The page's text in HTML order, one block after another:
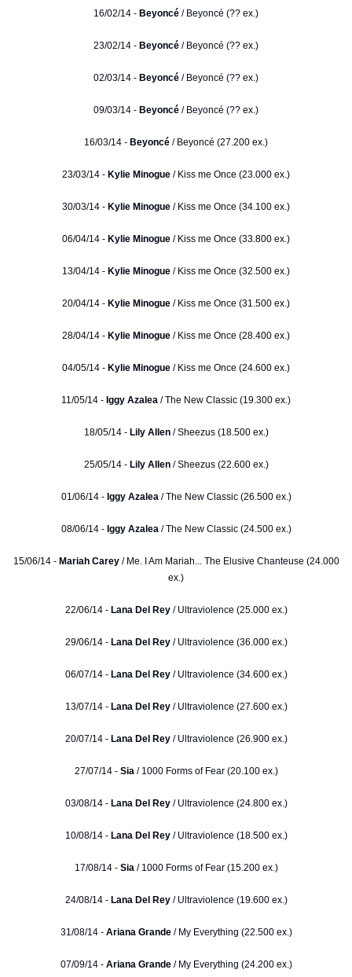
16/02/14 - Beyoncé / Beyoncé (?? ex.)
23/02/14 - Beyoncé / Beyoncé (?? ex.)
02/03/14 - Beyoncé / Beyoncé (?? ex.)
09/03/14 - Beyoncé / Beyoncé (?? ex.)
16/03/14 - Beyoncé / Beyoncé (27.200 ex.)
23/03/14 - Kylie Minogue / Kiss me Once (23.000 ex.)
30/03/14 - Kylie Minogue / Kiss me Once (34.100 ex.)
06/04/14 - Kylie Minogue / Kiss me Once (33.800 ex.)
13/04/14 - Kylie Minogue / Kiss me Once (32.500 ex.)
20/04/14 - Kylie Minogue / Kiss me Once (31.500 ex.)
28/04/14 - Kylie Minogue / Kiss me Once (28.400 ex.)
04/05/14 - Kylie Minogue / Kiss me Once (24.600 ex.)
11/05/14 - Iggy Azalea / The New Classic (19.300 ex.)
18/05/14 - Lily Allen/ Sheezus (18.500 ex.)
25/05/14 - Lily Allen/ Sheezus (22.600 ex.)
01/06/14 - Iggy Azalea/ The New Classic (26.500 ex.)
08/06/14 - Iggy Azalea/ The New Classic (24.500 ex.)
15/06/14 - Mariah Carey/ Me. I Am Mariah... The Elusive Chanteuse (24.000
ex.)
22/06/14 - Lana Del Rey/ Ultraviolence (25.000 ex.)
29/06/14 - Lana Del Rey / Ultraviolence (36.000 ex.)
06/07/14 - Lana Del Rey/ Ultraviolence (34.600 ex.)
13/07/14 -Lana Del Rey / Ultraviolence (27.600 ex.)
20/07/14 -Lana Del Rey/ Ultraviolence (26.900 ex.)
27/07/14 - Sia / 1000 Forms of Fear (20.100 ex.)
03/08/14 - Lana Del Rey / Ultraviolence (24.800 ex.)
10/08/14 - Lana Del Rey/ Ultraviolence (18.500 ex.)
17/08/14 - Sia / 1000 Forms of Fear (15.200 ex.)
24/08/14 -Lana Del Rey/ Ultraviolence (19.600 ex.)
31/08/14 - Ariana Grande/ My Everything (22.500 ex.)
07/09/14 - Ariana Grande/ My Everything (24.200 ex.)